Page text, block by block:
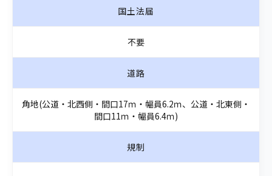
国土法届
不要
道路
角地(公道・北西側・間口17ｍ・幅員6.2ｍ、公道・北東側・
間口11ｍ・幅員6.4ｍ)
規制